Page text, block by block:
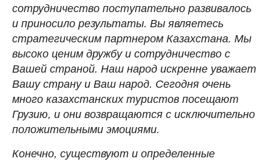
сотрудничество поступательно развивалось
и приносило результаты. Вы являетесь
стратегическим партнером Казахстана. Мы
высоко ценим дружбу и сотрудничество с
Вашей страной. Наш народ искренне уважает
Вашу страну и Ваш народ. Сегодня очень
много казахстанских туристов посещают
Грузию, и они возвращаются с исключительно
положительными эмоциями.
Конечно, существуют и определенные